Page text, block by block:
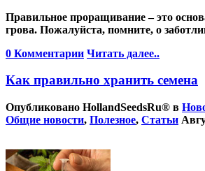
Правильное проращивание – это
грова. Пожалуйста, помните, о
0 Комментарии Читать далее..
Как правильно хранить семена
Опубликовано HollandSeedsRu® в
Общие новости, Полезное, Статьи